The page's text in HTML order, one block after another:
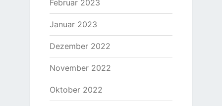
Februar 2023
Januar 2023
Dezember 2022
November 2022
Oktober 2022